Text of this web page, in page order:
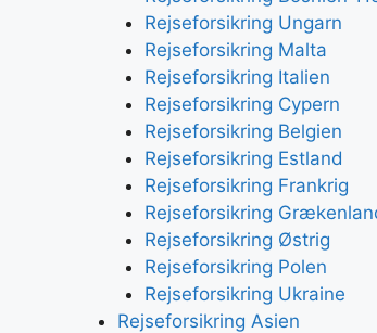
Rejseforsikring Ungarn
Rejseforsikring Malta
Rejseforsikring Italien
Rejseforsikring Cypern
Rejseforsikring Belgien
Rejseforsikring Estland
Rejseforsikring Frankrig
Rejseforsikring
Rejseforsikring Østrig
Rejseforsikring Polen
Rejseforsikring Ukraine
Rejseforsikring Asien